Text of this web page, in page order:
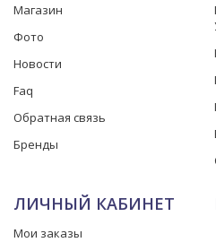
Магазин
Фото
Новости
Faq
Обратная связь
Бренды
ЛИЧНЫЙ КАБИНЕТ
Мои заказы